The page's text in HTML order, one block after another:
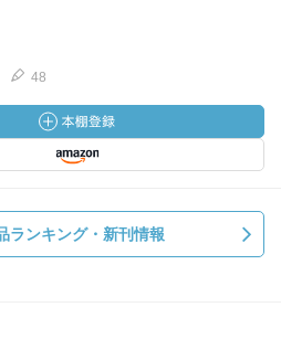
48
ランキング・新刊情報